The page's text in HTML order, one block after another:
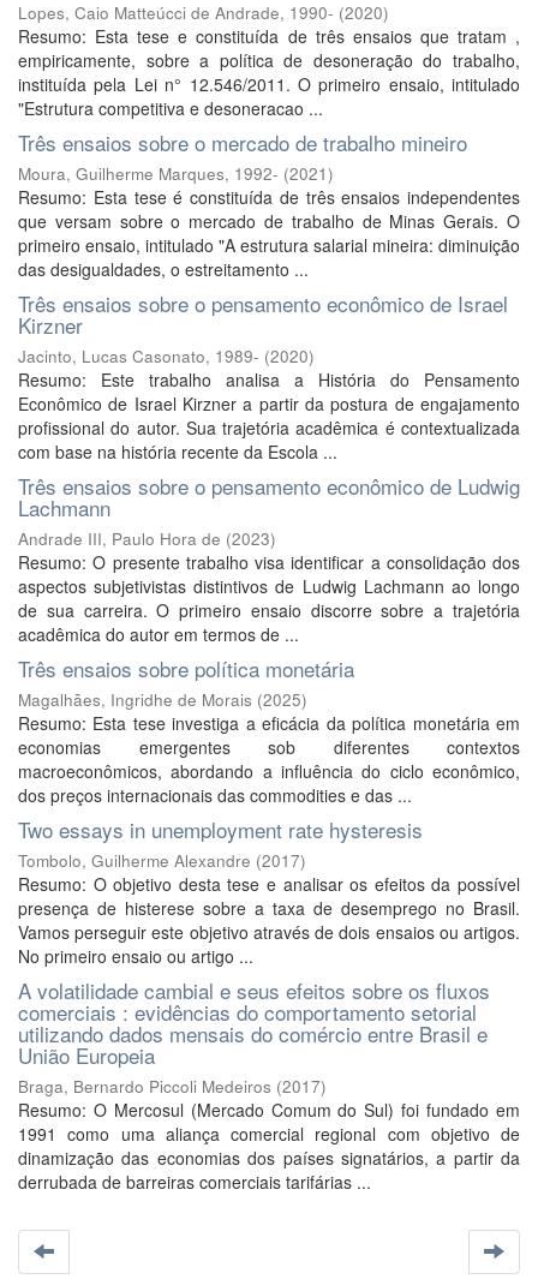
Lopes, Caio Matteúcci de Andrade, 1990- (2020)
Resumo: Esta tese e constituída de três ensaios que tratam ,
empiricamente, sobre a política de desoneração do trabalho,
instituída pela Lei n° 12.546/2011. O primeiro ensaio, intitulado
"Estrutura competitiva e desoneracao ...
Três ensaios sobre o mercado de trabalho mineiro
Moura, Guilherme Marques, 1992- (2021)
Resumo: Esta tese é constituída de três ensaios independentes
que versam sobre o mercado de trabalho de Minas Gerais. O
primeiro ensaio, intitulado "A estrutura salarial mineira: diminuição
das desigualdades, o estreitamento ...
Três ensaios sobre o pensamento econômico de Israel
Kirzner
Jacinto, Lucas Casonato, 1989- (2020)
Resumo: Este trabalho analisa a História do Pensamento
Econômico de Israel Kirzner a partir da postura de engajamento
profissional do autor. Sua trajetória acadêmica é contextualizada
com base na história recente da Escola ...
Três ensaios sobre o pensamento econômico de Ludwig
Lachmann
Andrade III, Paulo Hora de (2023)
Resumo: O presente trabalho visa identificar a consolidação dos
aspectos subjetivistas distintivos de Ludwig Lachmann ao longo
de sua carreira. O primeiro ensaio discorre sobre a trajetória
acadêmica do autor em termos de ...
Três ensaios sobre política monetária
Magalhães, Ingridhe de Morais (2025)
Resumo: Esta tese investiga a eficácia da política monetária em
economias emergentes sob diferentes contextos
macroeconômicos, abordando a influência do ciclo econômico,
dos preços internacionais das commodities e das ...
Two essays in unemployment rate hysteresis
Tombolo, Guilherme Alexandre (2017)
Resumo: O objetivo desta tese e analisar os efeitos da possível
presença de histerese sobre a taxa de desemprego no Brasil.
Vamos perseguir este objetivo através de dois ensaios ou artigos.
No primeiro ensaio ou artigo ...
A volatilidade cambial e seus efeitos sobre os fluxos
comerciais : evidências do comportamento setorial
utilizando dados mensais do comércio entre Brasil e
União Europeia
Braga, Bernardo Piccoli Medeiros (2017)
Resumo: O Mercosul (Mercado Comum do Sul) foi fundado em
1991 como uma aliança comercial regional com objetivo de
dinamização das economias dos países signatários, a partir da
derrubada de barreiras comerciais tarifárias ...